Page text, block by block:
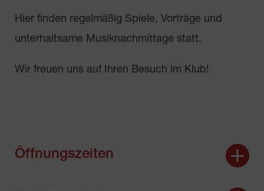
Hier finden regelmäßig Spiele, Vorträge und
unterhaltsame Musiknachmittage statt.
Wir freuen uns auf Ihren Besuch im Klub!
Öffnungszeiten